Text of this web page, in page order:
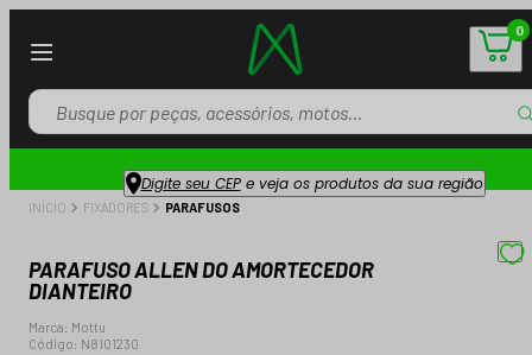
0
Digite seu CEPe veja os produtos da sua região
INÍCIO FIXADORES PARAFUSOS
PARAFUSO ALLEN DO AMORTECEDOR
DIANTEIRO
Marca: Mottu
Código: N8101230